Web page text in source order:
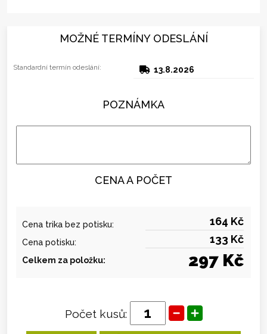
MOŽNÉ TERMÍNY ODESLÁNÍ
Standardní termín odeslání: 13.8.2026
POZNÁMKA
CENA A POČET
Cena trika bez potisku: 164 Kč
Cena potisku: 133 Kč
Celkem za položku: 297 Kč
Počet kusů: